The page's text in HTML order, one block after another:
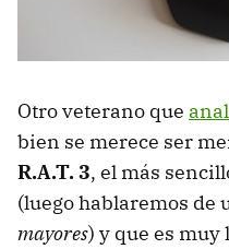
Otro veterano que
bien se merece ser
R.A.T. 3, el más
(luego hablaremos de
mayores) y que es